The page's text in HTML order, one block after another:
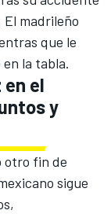
El madrileño
que le
en la tabla.
en el
y
otro fin de
sigue